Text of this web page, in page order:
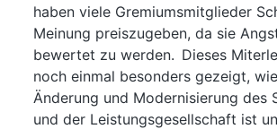
haben viele Gremiumsmitglieder
Meinung preiszugeben, da sie
bewertet zu werden. Dieses
noch einmal besonders gezeigt,
Änderung und Modernisierung des
und der Leistungsgesellschaft ist